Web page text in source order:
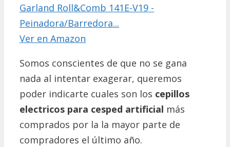
Garland Roll&Comb 141E-V19 -
Peinadora/Barredora...
Ver en Amazon
Somos conscientes de que no se gana
nada al intentar exagerar, queremos
poder indicarte cuales son los cepillos
electricos para cesped artificial más
comprados por la la mayor parte de
compradores el último año.